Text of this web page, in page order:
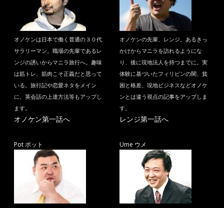
オノケンは日本で働く普通の３０代
サラリーマン。職場の先輩であるレ
ンジの誘いからマニラ旅行へ。趣味
は筋トレ、筋肉こそ正義だと思って
いる。旅行記や恋愛ネタをメイン
に、英会話の上達方法等もアップし
ます。
オノケン第一話へ
オノケンの先輩、レンジ。あるきっ
かけからマニラを訪れるようにな
り、後に現地法人を持つまでに。実
体験に基づいたフィリピンの闇、貧
困と格差、現地ビジネスなどオノケ
ンとは違う視点の記事をアップしま
す。
レンジ第一話へ
Pot ポット Ume ウメ